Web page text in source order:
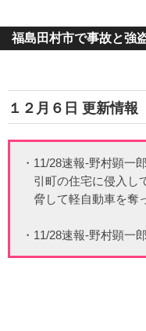
福島田村市で事故と強
１２月６日 更新情報
・11/28速報-野村顕一
引町の住宅に侵入し
脅して軽自動車を奪
・11/28速報-野村顕一